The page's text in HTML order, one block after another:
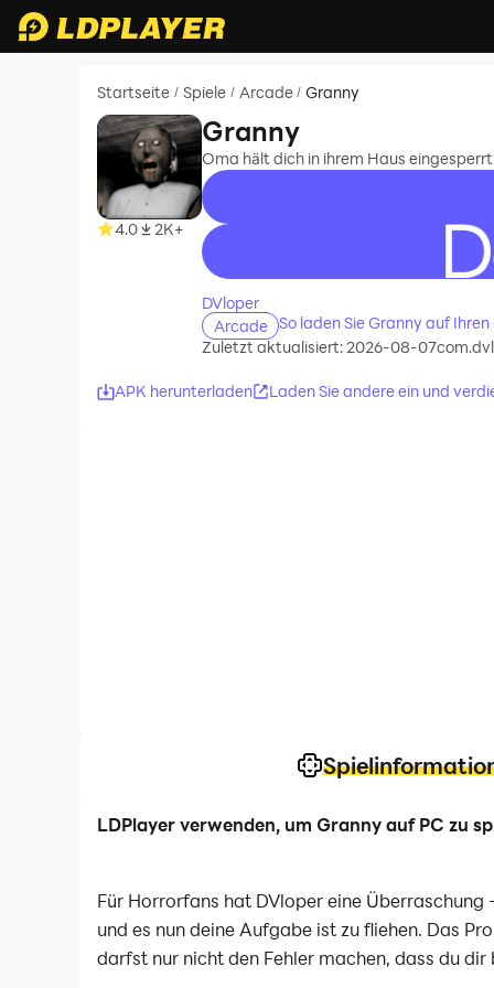
Startseite / Spiele / Arcade / Granny
4.0 2K+
Granny
Oma hält dich in ihrem Haus
recommend
DVloper
Arcade So laden Sie Granny auf
Zuletzt aktualisiert: 2026-08-07
APK herunterladen Laden Sie andere ein und
LDPlayer verwenden, um Granny auf PC zu
Für Horrorfans hat DVloper eine
und es nun deine Aufgabe ist zu fliehen. Das
darfst nur nicht den Fehler machen, dass du